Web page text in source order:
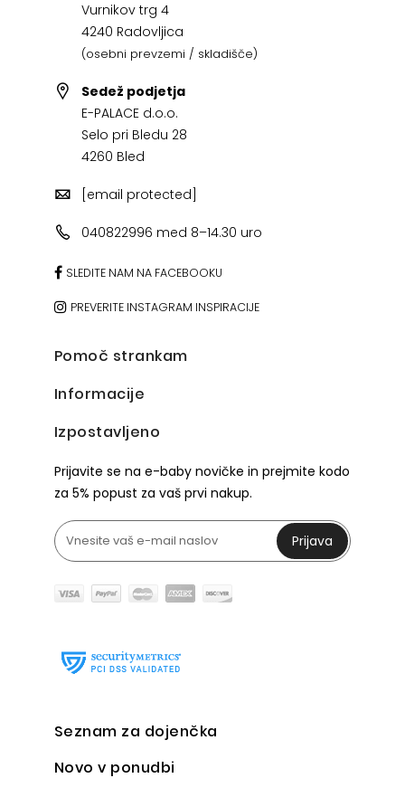
Vurnikov trg 4
4240 Radovljica
(osebni prevzemi / skladišče)
Sedež podjetja
E-PALACE d.o.o.
Selo pri Bledu 28
4260 Bled
[email protected]
040822996 med 8–14.30 uro
SLEDITE NAM NA FACEBOOKU
PREVERITE INSTAGRAM INSPIRACIJE
Pomoč strankam
Informacije
Izpostavljeno
Prijavite se na e-baby novičke in prejmite kodo
za 5% popust za vaš prvi nakup.
Prijava
Seznam za dojenčka
Novo v ponudbi